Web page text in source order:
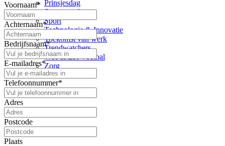
Prinsjesdag
Samenwerken
Sport
Technologie & Innovatie
Toekomst van werk
Trendwatchers
WK & EK Voetbal
Zorg
Voornaam*
Achternaam*
Bedrijfsnaam*
E-mailadres*
Telefoonnummer*
Adres
Postcode
Plaats